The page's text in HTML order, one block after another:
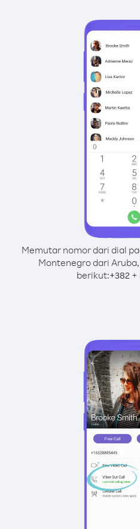
Memutar nomor dari dial
Montenegro dari
berikut:+382+